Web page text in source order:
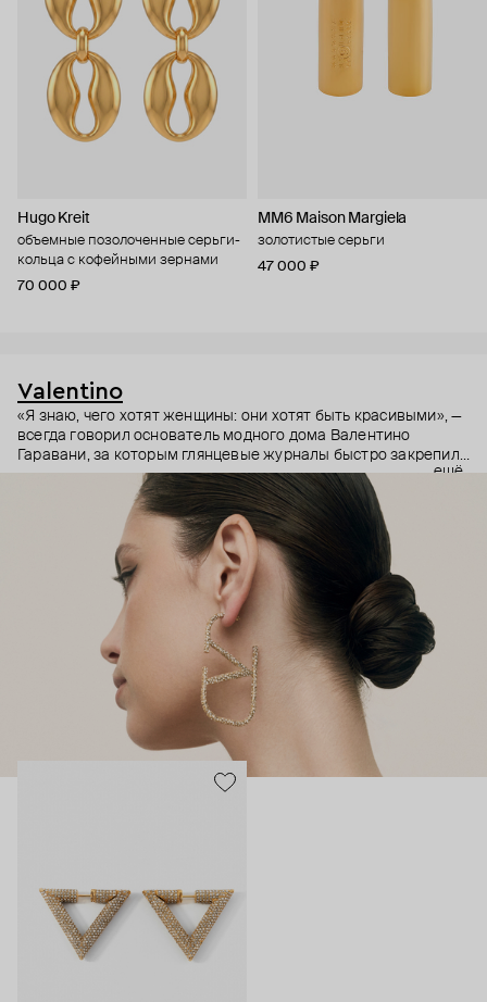
Hugo Kreit
объемные позолоченные серьги-
кольца с кофейными зернами
70 000 ₽
MM6 Maison Margiela
золотистые серьги
47 000 ₽
Valentino
«Я знаю, чего хотят женщины: они хотят быть красивыми», —
всегда говорил основатель модного дома Валентино
Гаравани, за которым глянцевые журналы быстро закрепили
статус «последнего императора моды». Те самые
неуловимые «римская роскошь, красота и изысканность» —
это и про украшения бренда. Культовый логотип V на
широких браслетах, крупных серьгах и даже в звеньях
различных цепей, россыпи сверкающих кристаллов и много
жемчуга, который так любили музы бренда Джеки Кеннеди и
принцесса Диана. Шипы-пирамиды в отделке отсылают к
знаковой линии Rockstud (Рок-шипы), впервые появившейся
в 2010 году. А знаменитый Valentino Red (красный Valentino) —
цвет главных платьев, созданных Гаравани, — повторен в
упаковочных коробках украшений.
ещё